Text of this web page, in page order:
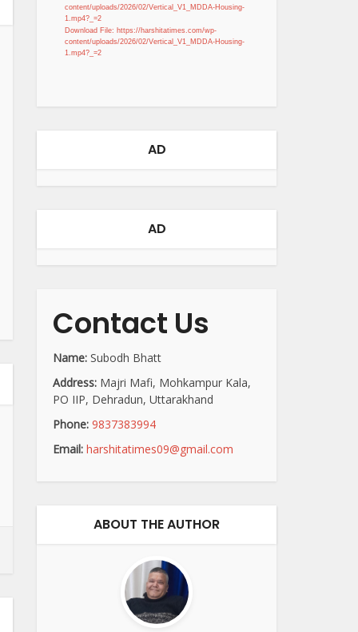
content/uploads/2026/02/Vertical_V1_MDDA-Housing-
1.mp4?_=2
Download File: https://harshitatimes.com/wp-
content/uploads/2026/02/Vertical_V1_MDDA-Housing-
1.mp4?_=2
AD
AD
Contact Us
Name: Subodh Bhatt
Address: Majri Mafi, Mohkampur Kala,
PO IIP, Dehradun, Uttarakhand
Phone: 9837383994
Email: harshitatimes09@gmail.com
ABOUT THE AUTHOR